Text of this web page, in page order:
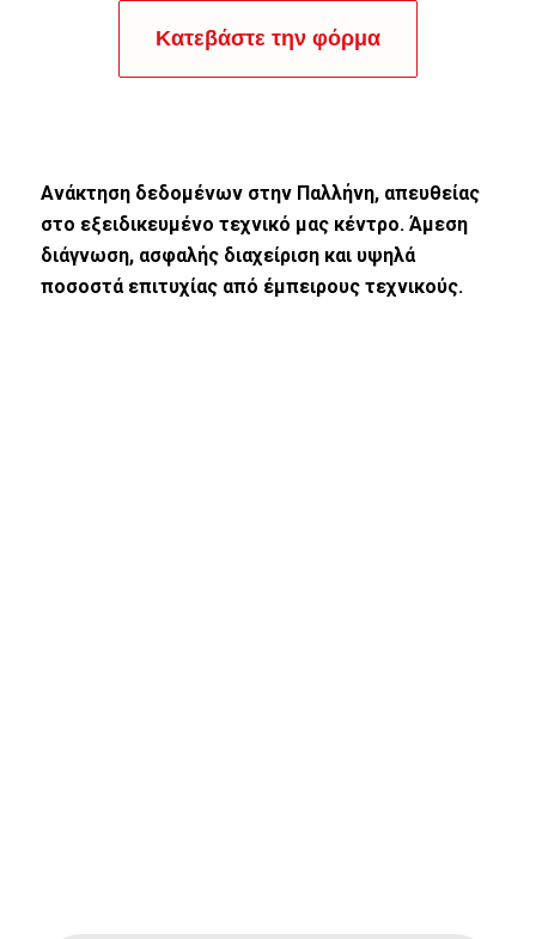
Κατεβάστε την φόρμα
Ανάκτηση δεδομένων στην Παλλήνη, απευθείας
στο εξειδικευμένο τεχνικό μας κέντρο. Άμεση
διάγνωση, ασφαλής διαχείριση και υψηλά
ποσοστά επιτυχίας από έμπειρους τεχνικούς.